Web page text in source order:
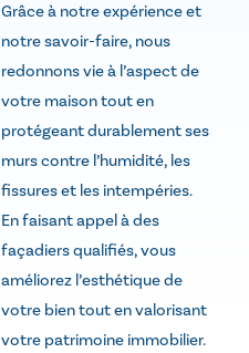
Grâce à notre expérience et
notre savoir-faire, nous
redonnons vie à l’aspect de
votre maison tout en
protégeant durablement ses
murs contre l’humidité, les
fissures et les intempéries.
En faisant appel à des
façadiers qualifiés, vous
améliorez l’esthétique de
votre bien tout en valorisant
votre patrimoine immobilier.